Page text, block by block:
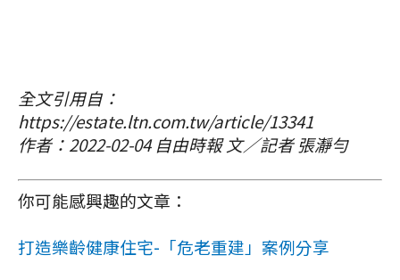
全文引用自：
https://estate.ltn.com.tw/article/13341
作者：2022-02-04 自由時報 文／記者 張瀞勻
你可能感興趣的文章：
打造樂齡健康住宅-「危老重建」案例分享